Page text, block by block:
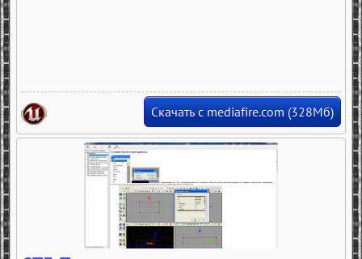
Скачать с mediafire.com (328Мб)